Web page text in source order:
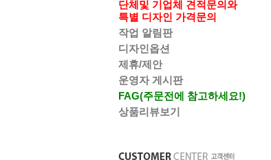
단체및 기업체 견적문의와
특별 디자인 가격문의
작업 알림판
디자인옵션
제휴/제안
운영자 게시판
FAG(주문전에 참고하세요!)
상품리뷰보기